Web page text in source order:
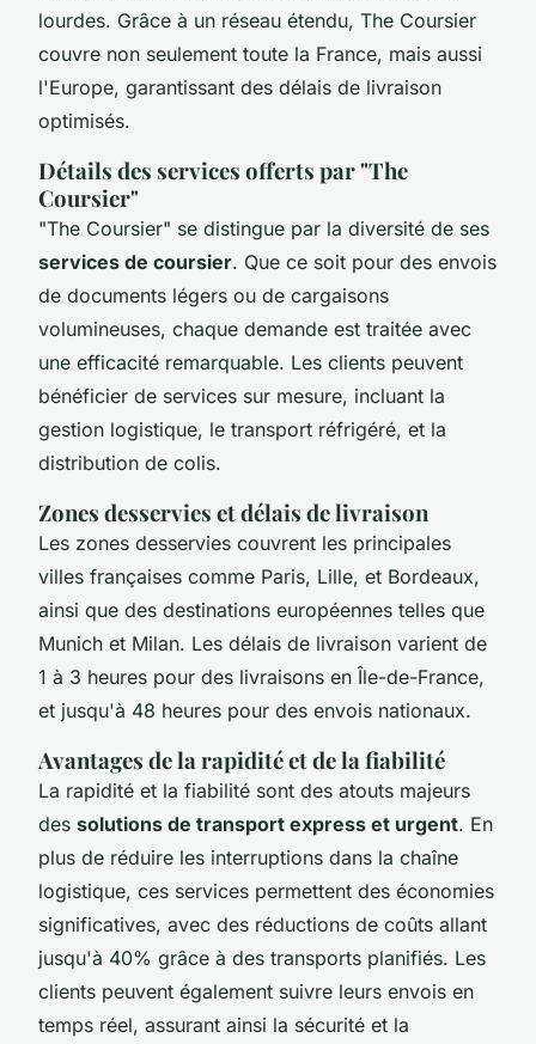
lourdes. Grâce à un réseau étendu, The Coursier
couvre non seulement toute la France, mais aussi
l'Europe, garantissant des délais de livraison
optimisés.
Détails des services offerts par "The
Coursier"
"The Coursier" se distingue par la diversité de ses
services de coursier. Que ce soit pour des envois
de documents légers ou de cargaisons
volumineuses, chaque demande est traitée avec
une efficacité remarquable. Les clients peuvent
bénéficier de services sur mesure, incluant la
gestion logistique, le transport réfrigéré, et la
distribution de colis.
Zones desservies et délais de livraison
Les zones desservies couvrent les principales
villes françaises comme Paris, Lille, et Bordeaux,
ainsi que des destinations européennes telles que
Munich et Milan. Les délais de livraison varient de
1 à 3 heures pour des livraisons en Île-de-France,
et jusqu'à 48 heures pour des envois nationaux.
Avantages de la rapidité et de la fiabilité
La rapidité et la fiabilité sont des atouts majeurs
des solutions de transport express et urgent. En
plus de réduire les interruptions dans la chaîne
logistique, ces services permettent des économies
significatives, avec des réductions de coûts allant
jusqu'à 40% grâce à des transports planifiés. Les
clients peuvent également suivre leurs envois en
temps réel, assurant ainsi la sécurité et la